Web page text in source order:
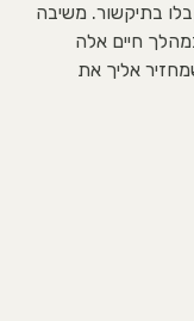
שהתקבלו בתיקשור. משיבה
חיים אלה
אליך את